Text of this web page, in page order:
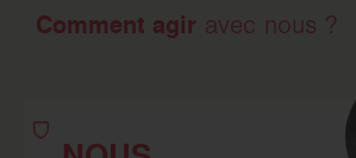
Comment agir avec nous ?